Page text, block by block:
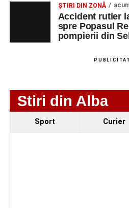
Fest, la Cetatea Greavilor
ȘTIRI DIN ZONĂ
Accident rutier
spre Popasul
pompierii din
Stiri din Alba
Sport Curier